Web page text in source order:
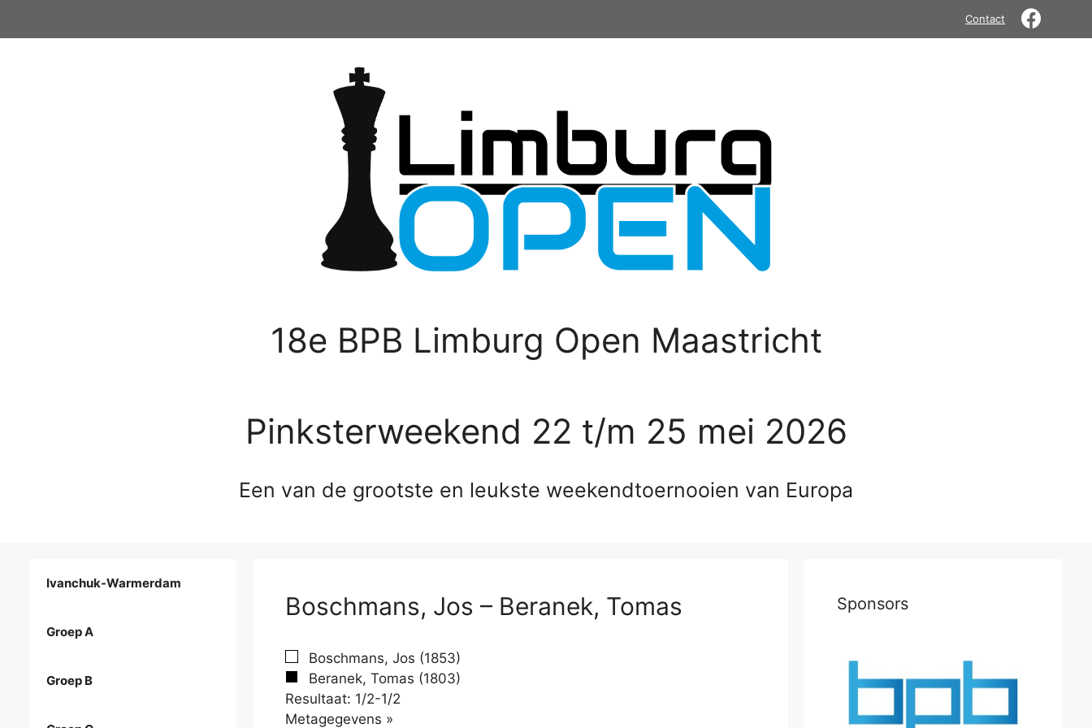
Contact
18e BPB Limburg Open Maastricht
Pinksterweekend 22 t/m 25 mei 2026
Een van de grootste en leukste weekendtoernooien van Europa
Boschmans, Jos – Beranek, Tomas
Boschmans, Jos (1853)
Beranek, Tomas (1803)
Resultaat: 1/2-1/2
Metagegevens »
Ivanchuk-Warmerdam
Groep A
Groep B
Sponsors